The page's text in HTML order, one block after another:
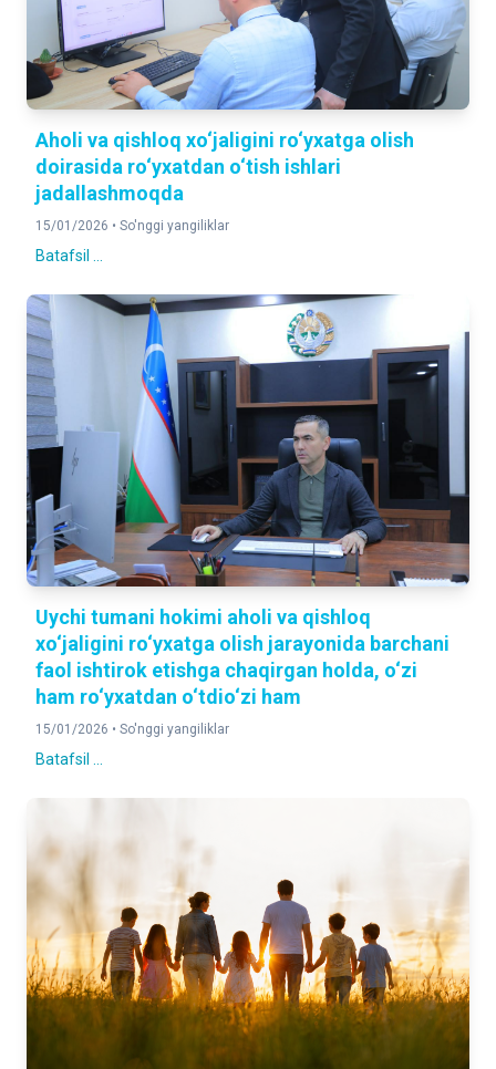
Aholi va qishloq xo‘jaligini ro‘yxatga olish
doirasida ro‘yxatdan o‘tish ishlari
jadallashmoqda
15/01/2026 • So'nggi yangiliklar
Batafsil ...
Uychi tumani hokimi aholi va qishloq
xo‘jaligini ro‘yxatga olish jarayonida barchani
faol ishtirok etishga chaqirgan holda, o‘zi
ham ro‘yxatdan o‘tdio‘zi ham
15/01/2026 • So'nggi yangiliklar
Batafsil ...